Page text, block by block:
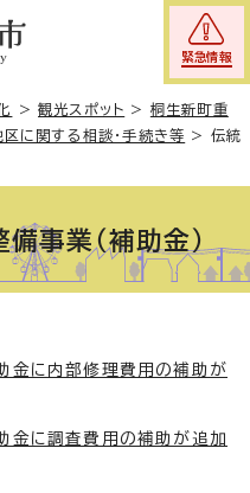
緊急情報
>観光スポット > 桐生新町重
に関する相談・手続き等 > 伝統
事業（補助金）
金に内部修理費用の補助が
金に調査費用の補助が追加